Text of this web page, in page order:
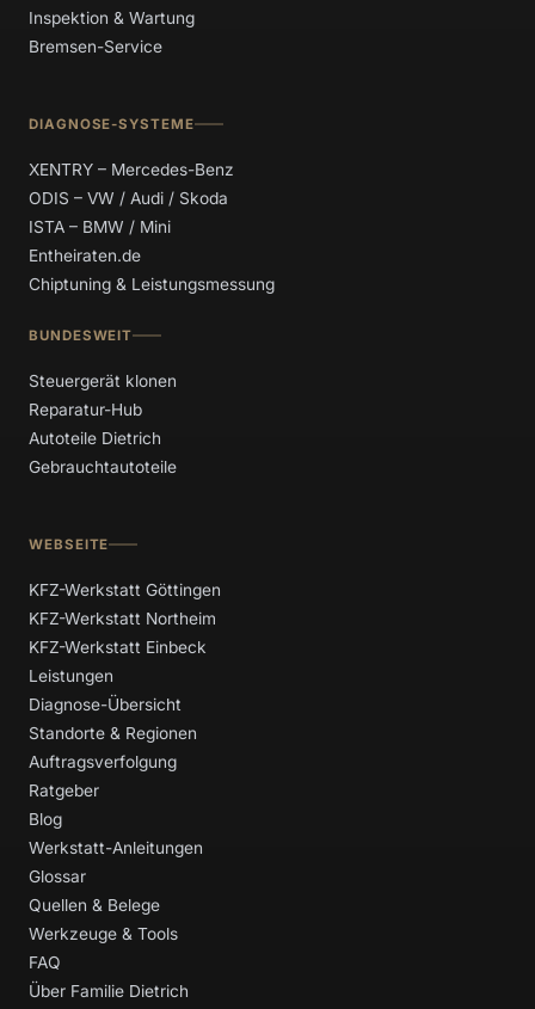
Inspektion & Wartung
Bremsen-Service
DIAGNOSE-SYSTEME
XENTRY – Mercedes-Benz
ODIS – VW / Audi / Skoda
ISTA – BMW / Mini
Entheiraten.de
Chiptuning & Leistungsmessung
BUNDESWEIT
Steuergerät klonen
Reparatur-Hub
Autoteile Dietrich
Gebrauchtautoteile
WEBSEITE
KFZ-Werkstatt Göttingen
KFZ-Werkstatt Northeim
KFZ-Werkstatt Einbeck
Leistungen
Diagnose-Übersicht
Standorte & Regionen
Auftragsverfolgung
Ratgeber
Blog
Werkstatt-Anleitungen
Glossar
Quellen & Belege
Werkzeuge & Tools
FAQ
Über Familie Dietrich